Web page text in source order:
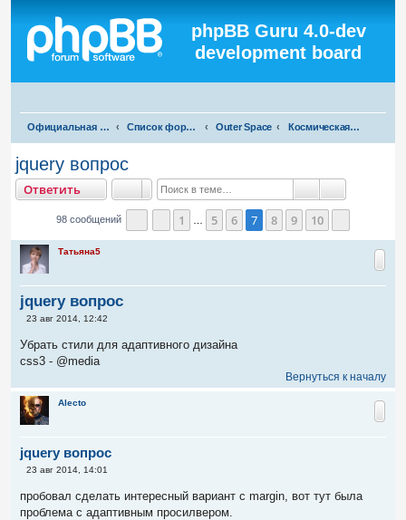
phpBB Guru 4.0-dev
development board
Официальная русская поддержка phpBB3 Список форумов Outer Space Космическая флудилка
jquery вопрос
Ответить Поиск
98 сообщений Страница7 из10
Пред.
1 5 6 7 8 9 10 След.
Татьяна5
jquery вопрос
С
о
б
щ
е
23 авг 2014, 12:42
Убрать стили для адаптивного дизайна
css3 - @media
Вернуться к началу
Alecto
jquery вопрос
С
б
щ
23 авг 2014, 14:01
пробовал сделать интересный вариант с margin, вот тут была
проблема с адаптивным просилвером.